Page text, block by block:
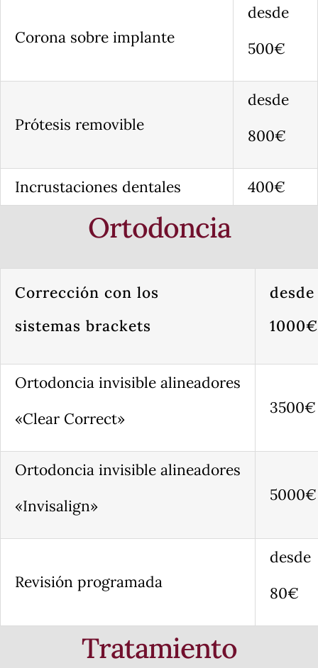
Corona sobre implante
desde
500€
Prótesis removible
desde
800€
Incrustaciones dentales 400€
Ortodoncia
Corrección con los
sistemas brackets
desde
1000€
Ortodoncia invisible alineadores
«Clear Correct»
3500€
Ortodoncia invisible alineadores
«Invisalign»
5000€
Revisión programada
desde
80€
Tratamiento